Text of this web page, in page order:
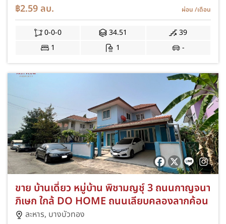
฿2.59ลบ. ผ่อน /เดือน
0-0-0 34.51
39
1
1 -
ขาย บ้านเดี่ยว หมู่บ้าน พิชามญชุ์ 3 ถนนกาญจนา
ภิเษก ใกล้ DO HOME ถนนเลียบคลองลากค้อน
ละหาร, บางบัวทอง